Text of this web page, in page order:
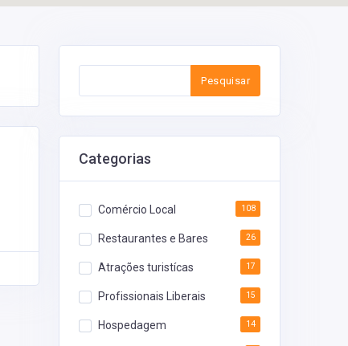
Pesquisar
Categorias
Comércio Local 108
Restaurantes e Bares 26
Atrações turistícas 17
Profissionais Liberais 15
Hospedagem 14